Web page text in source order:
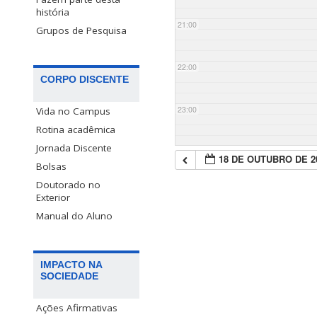
história
Grupos de Pesquisa
CORPO DISCENTE
Vida no Campus
Rotina acadêmica
Jornada Discente
Bolsas
Doutorado no
Exterior
Manual do Aluno
IMPACTO NA
SOCIEDADE
Ações Afirmativas
21:00
22:00
23:00
18 DE OUTUBRO DE